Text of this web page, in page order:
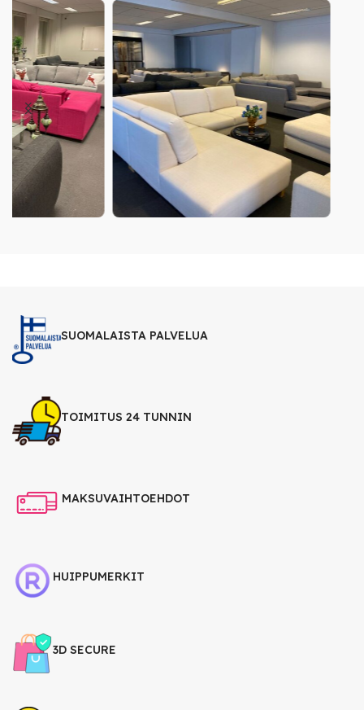
SUOMALAISTA PALVELUA
TOIMITUS 24 TUNNIN
MAKSUVAIHTOEHDOT
HUIPPUMERKIT
3D SECURE